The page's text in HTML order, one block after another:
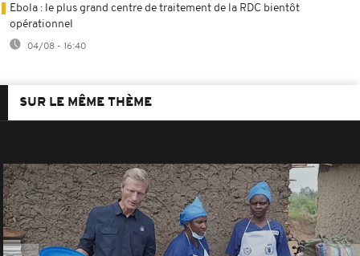
Ebola : le plus grand centre de traitement de la RDC bientôt
opérationnel
04/08 - 16:40
SUR LE MÊME THÈME